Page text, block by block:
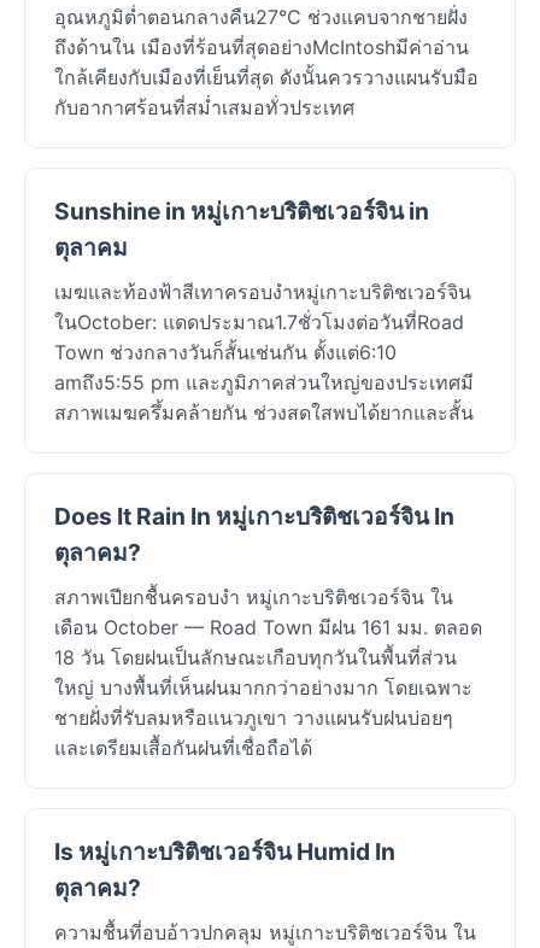
อุณหภูมิต่ำตอนกลางคืน27°C ช่วงแคบจากชายฝั่ง
ถึงด้านใน เมืองที่ร้อนที่สุดอย่างMcIntoshมีค่าอ่าน
ใกล้เคียงกับเมืองที่เย็นที่สุด ดังนั้นควรวางแผนรับมือ
กับอากาศร้อนที่สม่ำเสมอทั่วประเทศ
Sunshine in หมู่เกาะบริติชเวอร์จิน in
ตุลาคม
เมฆและท้องฟ้าสีเทาครอบงำหมู่เกาะบริติชเวอร์จิน
ในOctober: แดดประมาณ1.7ชั่วโมงต่อวันที่Road
Town ช่วงกลางวันก็สั้นเช่นกัน ตั้งแต่6:10
amถึง5:55 pm และภูมิภาคส่วนใหญ่ของประเทศมี
สภาพเมฆครึ้มคล้ายกัน ช่วงสดใสพบได้ยากและสั้น
Does It Rain In หมู่เกาะบริติชเวอร์จิน In
ตุลาคม?
สภาพเปียกชื้นครอบงำ หมู่เกาะบริติชเวอร์จิน ใน
เดือน October — Road Town มีฝน 161 มม. ตลอด
18 วัน โดยฝนเป็นลักษณะเกือบทุกวันในพื้นที่ส่วน
ใหญ่ บางพื้นที่เห็นฝนมากกว่าอย่างมาก โดยเฉพาะ
ชายฝั่งที่รับลมหรือแนวภูเขา วางแผนรับฝนบ่อยๆ
และเตรียมเสื้อกันฝนที่เชื่อถือได้
Is หมู่เกาะบริติชเวอร์จิน Humid In
ตุลาคม?
ความชื้นที่อบอ้าวปกคลุม หมู่เกาะบริติชเวอร์จิน ใน